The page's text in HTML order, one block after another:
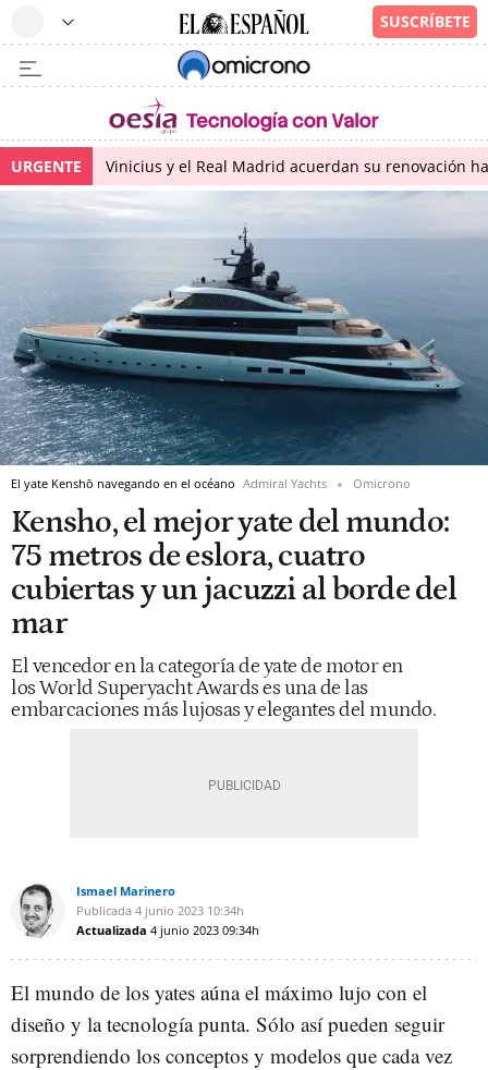
URGENTE Vinicius y el Real Madrid acuerdan su renovación
El yate Kenshō navegando en el océano Admiral Yachts Omicrono
Kensho, el mejor yate del mundo:
75 metros de eslora, cuatro
cubiertas y un jacuzzi al borde del
mar
El vencedor en la categoría de yate de motor en
los World Superyacht Awards es una de las
embarcaciones más lujosas y elegantes del mundo.
Ismael Marinero
Publicada 4 junio 2023 10:34h
Actualizada 4 junio 2023 09:34h
El mundo de los yates aúna el máximo lujo con el
diseño y la tecnología punta. Sólo así pueden seguir
sorprendiendo los conceptos y modelos que cada vez